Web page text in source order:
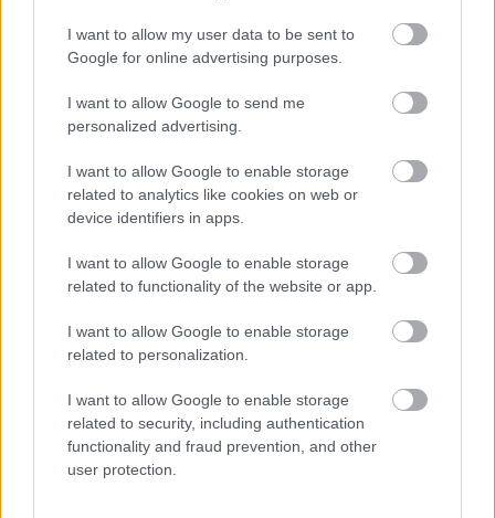
I want to allow my user data to be sent to
Google for online advertising purposes.
I want to allow Google to send me
personalized advertising.
I want to allow Google to enable storage
related to analytics like cookies on web or
device identifiers in apps.
I want to allow Google to enable storage
related to functionality of the website or app.
I want to allow Google to enable storage
related to personalization.
I want to allow Google to enable storage
related to security, including authentication
functionality and fraud prevention, and other
user protection.
Θάνατος Τροχαία
Κοινωνία